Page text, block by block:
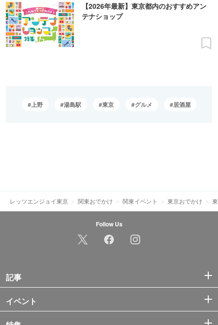
【2026年最新】東京都内のおすすめアン
テナショップ
上野 湯島駅 東京 グルメ 居酒屋
レッツエンジョイ東京 関東おでかけ 関東イベント 東京おでかけ
Follow Us
記事
イベント